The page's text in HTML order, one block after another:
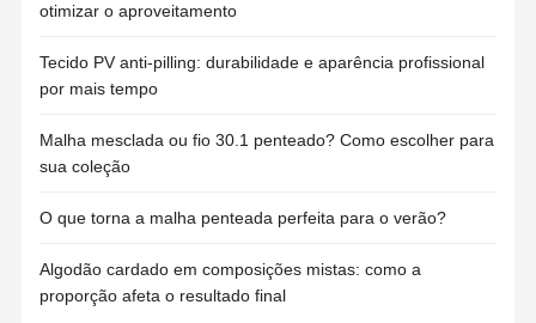
otimizar o aproveitamento
Tecido PV anti-pilling: durabilidade e aparência profissional
por mais tempo
Malha mesclada ou fio 30.1 penteado? Como escolher para
sua coleção
O que torna a malha penteada perfeita para o verão?
Algodão cardado em composições mistas: como a
proporção afeta o resultado final